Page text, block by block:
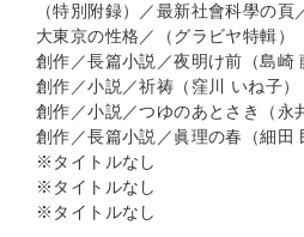
（特別附録）／最新社會科學の頁
大東京の性格／（グラビヤ特輯）
創作／長篇小説／夜明け前（島崎
創作／小説／祈祷（窪川 いね子）
創作／小説／つゆのあとさき（永
創作／長篇小説／眞理の春（細田
※タイトルなし
※タイトルなし
※タイトルなし